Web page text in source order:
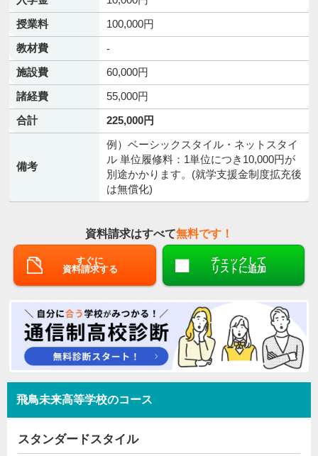
授業料
100,000円
教材費
-
施設費
60,000円
諸経費
55,000円
合計
225,000円
備考
例）ベーシックスタイル・ネットスタイ
ル 単位履修料：1単位につき10,000円が
別途かかります。(就学支援金制度拡充後
は無償化)
資料請求はすべて無料です！
すぐに
資料請求する
チェックして
リストに追加
飛鳥未来高等学校のコース
スタンダードスタイル